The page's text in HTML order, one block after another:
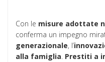
Con le misure adottate
conferma un impegno
generazionale, l’
alla famiglia. Prestiti a